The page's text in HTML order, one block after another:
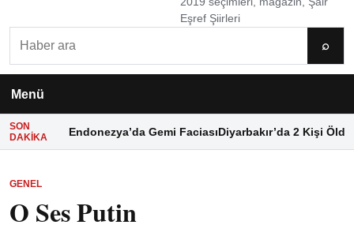
Eşref Şiirleri
⌕
Menü
SON
DAKIKA
Endonezya’da Gemi FaciasıDiyarbakır’da 2 Kişi Öldü
GENEL
O Ses Putin